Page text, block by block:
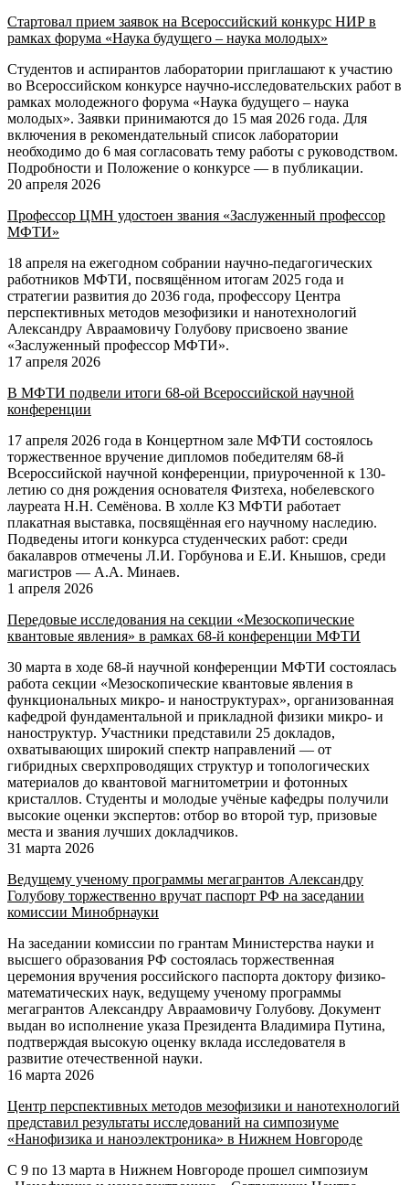
Стартовал прием заявок на Всероссийский конкурс НИР в
рамках форума «Наука будущего – наука молодых»
Студентов и аспирантов лаборатории приглашают к участию
во Всероссийском конкурсе научно-исследовательских работ в
рамках молодежного форума «Наука будущего – наука
молодых». Заявки принимаются до 15 мая 2026 года. Для
включения в рекомендательный список лаборатории
необходимо до 6 мая согласовать тему работы с руководством.
Подробности и Положение о конкурсе — в публикации.
20 апреля 2026
Профессор ЦМН удостоен звания «Заслуженный профессор
МФТИ»
18 апреля на ежегодном собрании научно-педагогических
работников МФТИ, посвящённом итогам 2025 года и
стратегии развития до 2036 года, профессору Центра
перспективных методов мезофизики и нанотехнологий
Александру Авраамовичу Голубову присвоено звание
«Заслуженный профессор МФТИ».
17 апреля 2026
В МФТИ подвели итоги 68-ой Всероссийской научной
конференции
17 апреля 2026 года в Концертном зале МФТИ состоялось
торжественное вручение дипломов победителям 68-й
Всероссийской научной конференции, приуроченной к 130-
летию со дня рождения основателя Физтеха, нобелевского
лауреата Н.Н. Семёнова. В холле КЗ МФТИ работает
плакатная выставка, посвящённая его научному наследию.
Подведены итоги конкурса студенческих работ: среди
бакалавров отмечены Л.И. Горбунова и Е.И. Кнышов, среди
магистров — А.А. Минаев.
1 апреля 2026
Передовые исследования на секции «Мезоскопические
квантовые явления» в рамках 68-й конференции МФТИ
30 марта в ходе 68-й научной конференции МФТИ состоялась
работа секции «Мезоскопические квантовые явления в
функциональных микро- и наноструктурах», организованная
кафедрой фундаментальной и прикладной физики микро- и
наноструктур. Участники представили 25 докладов,
охватывающих широкий спектр направлений — от
гибридных сверхпроводящих структур и топологических
материалов до квантовой магнитометрии и фотонных
кристаллов. Студенты и молодые учёные кафедры получили
высокие оценки экспертов: отбор во второй тур, призовые
места и звания лучших докладчиков.
31 марта 2026
Ведущему ученому программы мегагрантов Александру
Голубову торжественно вручат паспорт РФ на заседании
комиссии Минобрнауки
На заседании комиссии по грантам Министерства науки и
высшего образования РФ состоялась торжественная
церемония вручения российского паспорта доктору физико-
математических наук, ведущему ученому программы
мегагрантов Александру Авраамовичу Голубову. Документ
выдан во исполнение указа Президента Владимира Путина,
подтверждая высокую оценку вклада исследователя в
развитие отечественной науки.
16 марта 2026
Центр перспективных методов мезофизики и нанотехнологий
представил результаты исследований на симпозиуме
«Нанофизика и наноэлектроника» в Нижнем Новгороде
С 9 по 13 марта в Нижнем Новгороде прошел симпозиум